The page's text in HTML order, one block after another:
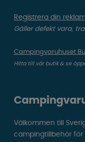
Registrera din
Gäller defekt vara,
Campingvaruhuset
Hitta till vår butik & se
Välkommen till
campingtillbehör för